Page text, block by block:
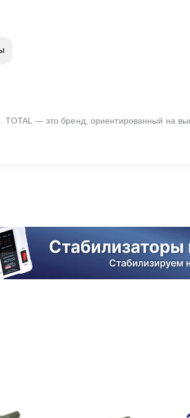
— это бренд, ориентированный на